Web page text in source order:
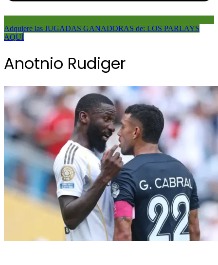
Adquiere las JUGADAS GANADORAS de: LOS PARLAYS
AQUÍ
Anotnio Rudiger